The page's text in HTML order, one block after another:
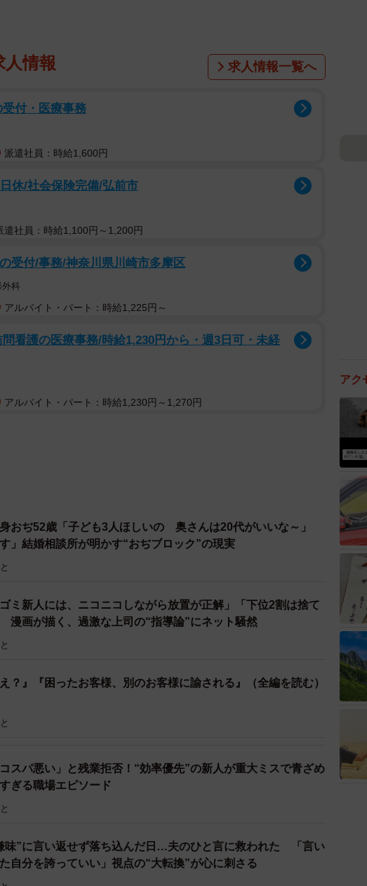
人情報 求人情報一覧へ
付・医療事務
派遣社員：時給1,600円
休/社会保険完備/弘前市
遣社員：時給1,100円～1,200円
受付/事務/神奈川県川崎市多摩区
外科
アルバイト・パート：時給1,225円～
問看護の医療事務/時給1,230円から・週3日可・未経
アルバイト・パート：時給1,230円～1,270円
身おぢ52歳「子ども3人ほしいの 奥さんは20代がいいな～」
」結婚相談所が明かす“おぢブロック”の現実
ゴミ新人には、ニコニコしながら放置が正解」「下位2割は捨て
漫画が描く、過激な上司の“指導論”にネット騒然
え？』『困ったお客様、別のお客様に諭される』（全編を読む）
コスパ悪い」と残業拒否！“効率優先”の新人が重大ミスで青ざめ
ぎる職場エピソード
味”に言い返せず落ち込んだ日…夫のひと言に救われた 「言い
自分を誇っていい」視点の“大転換”が心に刺さる
アク